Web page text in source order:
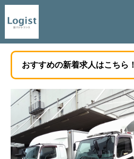
おすすめの新着求人はこちら！